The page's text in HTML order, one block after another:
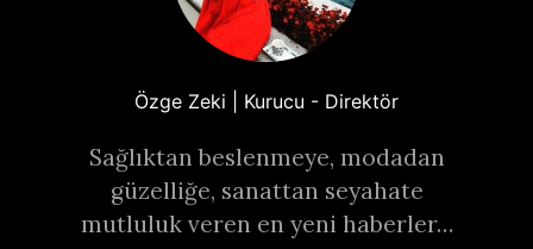
Özge Zeki | Kurucu - Direktör
Sağlıktan beslenmeye, modadan
güzelliğe, sanattan seyahate
mutluluk veren en yeni haberler…